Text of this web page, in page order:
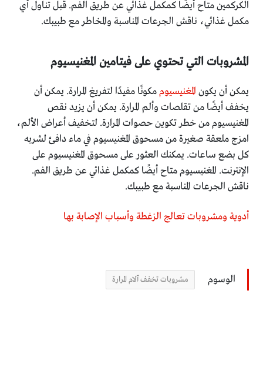
الكركمين متاح أيضًا كمكمل غذائي عن طريق الفم. قبل تناول أي
مكمل غذائي، ناقش الجرعات المناسبة والمخاطر مع طبيبك.
المشروبات التي تحتوي على فيتامين المغنيسيوم
يمكن أن يكون المغنيسيوممكونًا مفيدًا لتفريغ المرارة. يمكن أن
يخفف أيضًا من تقلصات وألم المرارة. يمكن أن يزيد نقص
المغنيسيوم من خطر تكوين حصوات المرارة. لتخفيف أعراض الألم،
امزج ملعقة صغيرة من مسحوق المغنيسيوم في ماء دافئ لشربه
كل بضع ساعات. يمكنك العثور على مسحوق المغنيسيوم على
الإنترنت. المغنيسيوم متاح أيضًا كمكمل غذائي عن طريق الفم.
ناقش الجرعات المناسبة مع طبيبك.
أدوية ومشروبات تعالج الزغطة وأسباب الإصابة بها
الوسوم مشروبات تخفف آلام المرارة